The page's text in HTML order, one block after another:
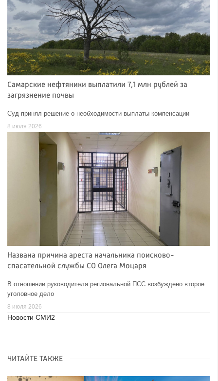
Самарские нефтяники выплатили 7,1 млн рублей за
загрязнение почвы
Суд принял решение о необходимости выплаты компенсации
8 июля 2026
Названа причина ареста начальника поисково-
спасательной службы СО Олега Моцаря
В отношении руководителя региональной ПСС возбуждено второе
уголовное дело
8 июля 2026
Новости СМИ2
ЧИТАЙТЕ ТАКЖЕ